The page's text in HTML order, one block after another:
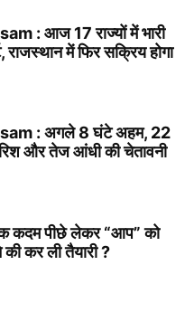
: आज 17 राज्यों में भारी
राजस्थान में फिर सक्रिय होगा
: अगले 8 घंटे अहम, 22
और तेज आंधी की चेतावनी
कदम पीछे लेकर “आप” को
कर ली तैयारी ?